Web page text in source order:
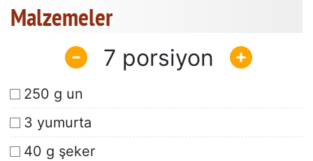
Malzemeler
7
250 g un
3 yumurta
40 g şeker